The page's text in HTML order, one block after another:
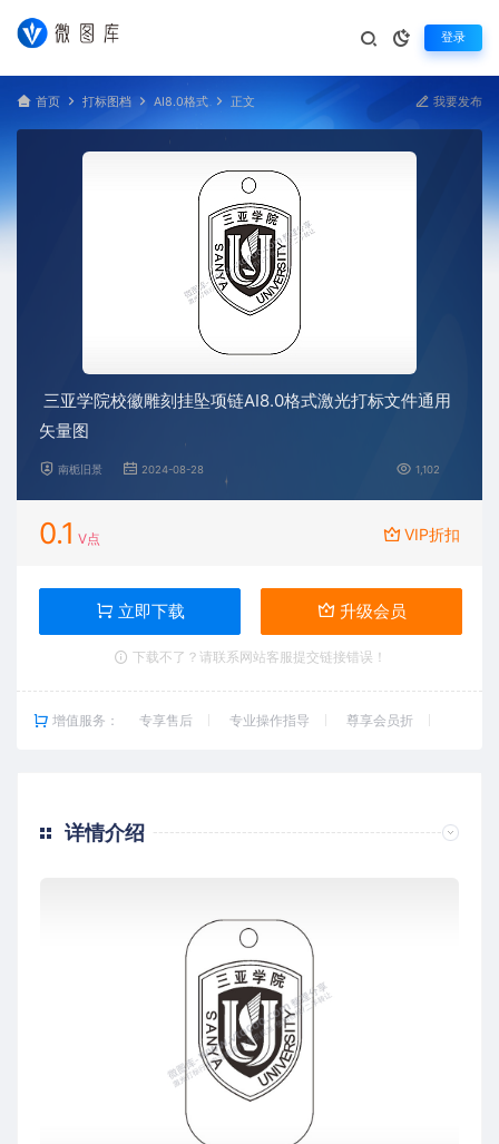
登录
首页 打标图档 AI8.0格式 正文 我要发布
三亚学院校徽雕刻挂坠项链AI8.0格式激光打标文件通用
矢量图
南栀旧景 2024-08-28 1,102
0.1 V点 VIP折扣
立即下载 升级会员
下载不了？请联系网站客服提交链接错误！
增值服务： 专享售后 专业操作指导 尊享会员折
详情介绍